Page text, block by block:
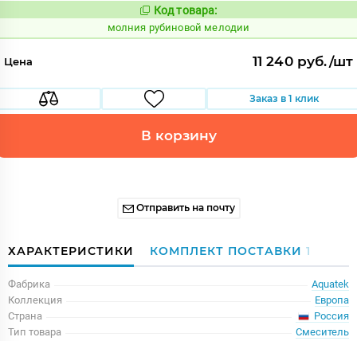
Код:
1009923
Код товара:
молния рубиновой мелодии
Цена 11 240 руб./шт
Заказ в 1 клик
В корзину
Отправить на почту
ХАРАКТЕРИСТИКИ КОМПЛЕКТ ПОСТАВКИ 1
Фабрика
Aquatek
Коллекция
Европа
Страна
Россия
Тип товара
Смеситель